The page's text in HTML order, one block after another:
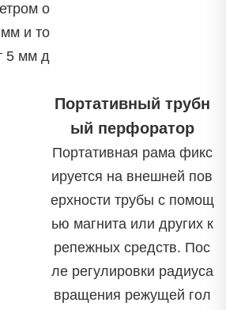
о
и то
5 мм д
Портативный трубн
ый перфоратор
Портативная рама фикс
ируется на внешней пов
ерхности трубы с помощ
ью магнита или других к
репежных средств. Пос
ле регулировки радиуса
вращения режущей гол